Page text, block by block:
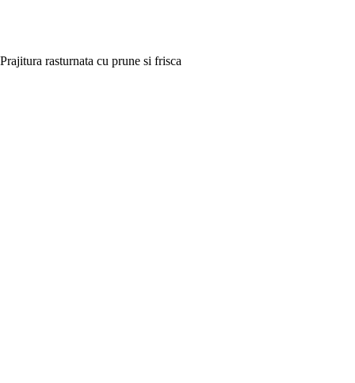
Prajitura rasturnata cu prune si frisca